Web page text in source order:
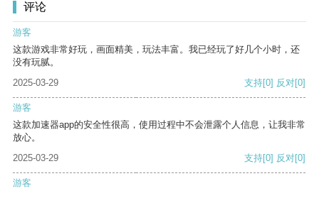
评论
游客
这款游戏非常好玩，画面精美，玩法丰富。我已经玩了好几个小时，还
没有玩腻。
2025-03-29
支持[0] 反对[0]
游客
这款加速器app的安全性很高，使用过程中不会泄露个人信息，让我非常
放心。
2025-03-29
支持[0] 反对[0]
游客